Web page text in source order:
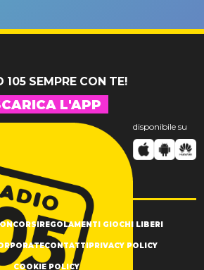
105 SEMPRE CON TE!
L'APP
disponibile su
REGOLAMENTI GIOCHI LIBERI
CONTATTI PRIVACY POLICY
COOKIE POLICY